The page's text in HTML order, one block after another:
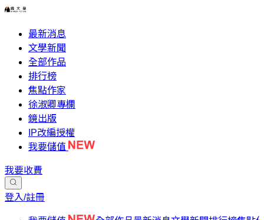
最新消息
文學新聞
全部作品
排行榜
焦點作家
徐淑卿專欄
鏡出版
IP改編授權
我要儲值
我要收費
登入/註冊